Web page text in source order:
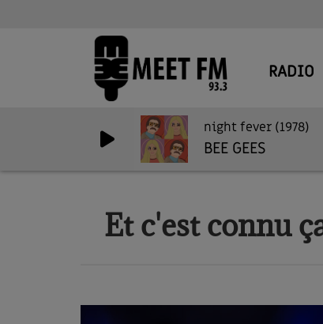
RADIO
night fever (1978)
BEE GEES
Et c'est connu